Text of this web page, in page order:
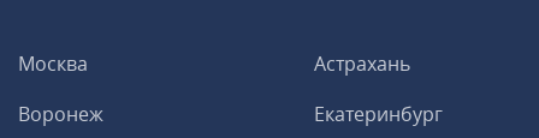
Москва
Астрахань
Воронеж
Екатеринбург